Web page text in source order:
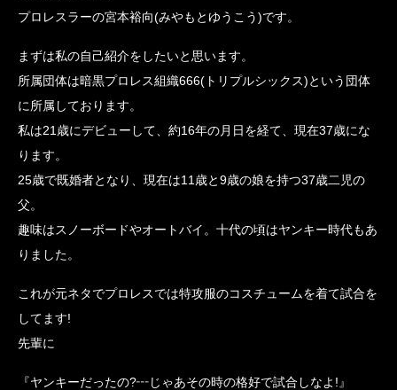
プロレスラーの宮本裕向(みやもとゆうこう)です。
まずは私の自己紹介をしたいと思います。
所属団体は暗黒プロレス組織666(トリプルシックス)という団体
に所属しております。
私は21歳にデビューして、約16年の月日を経て、現在37歳にな
ります。
25歳で既婚者となり、現在は11歳と9歳の娘を持つ37歳二児の
父。
趣味はスノーボードやオートバイ。十代の頃はヤンキー時代もあ
りました。
これが元ネタでプロレスでは特攻服のコスチュームを着て試合を
してます!
先輩に
『ヤンキーだったの?┅じゃあその時の格好で試合しなよ!』